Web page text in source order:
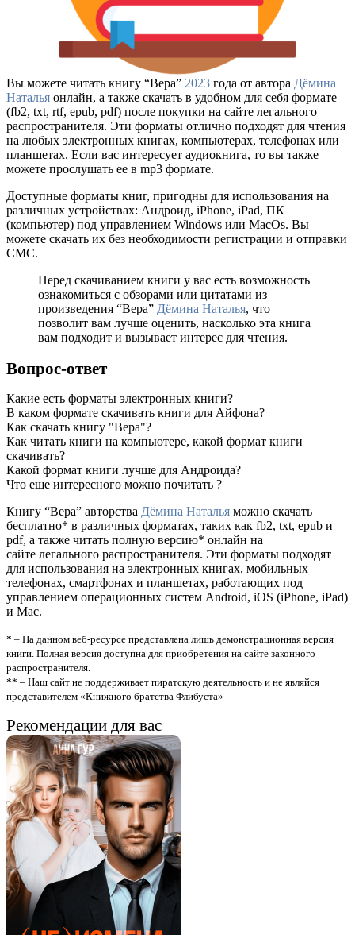
Вы можете читать книгу “Вера” 2023 года от автора Дёмина
Наталья онлайн, а также скачать в удобном для себя формате
(fb2, txt, rtf, epub, pdf) после покупки на сайте легального
распространителя. Эти форматы отлично подходят для чтения
на любых электронных книгах, компьютерах, телефонах или
планшетах. Если вас интересует аудиокнига, то вы также
можете прослушать ее в mp3 формате.
Доступные форматы книг, пригодны для использования на
различных устройствах: Андроид, iPhone, iPad, ПК
(компьютер) под управлением Windows или MacOs. Вы
можете скачать их без необходимости регистрации и отправки
СМС.
Перед скачиванием книги у вас есть возможность
ознакомиться с обзорами или цитатами из
произведения “Вера” Дёмина Наталья, что
позволит вам лучше оценить, насколько эта книга
вам подходит и вызывает интерес для чтения.
Вопрос-ответ
Какие есть форматы электронных книги?
В каком формате скачивать книги для Айфона?
Как скачать книгу "Вера"?
Как читать книги на компьютере, какой формат книги
скачивать?
Какой формат книги лучше для Андроида?
Что еще интересного можно почитать ?
Книгу “Вера” авторства Дёмина Наталья можно скачать
бесплатно* в различных форматах, таких как fb2, txt, epub и
pdf, а также читать полную версию* онлайн на
сайте легального распространителя. Эти форматы подходят
для использования на электронных книгах, мобильных
телефонах, смартфонах и планшетах, работающих под
управлением операционных систем Android, iOS (iPhone, iPad)
и Mac.
* – На данном веб-ресурсе представлена лишь демонстрационная версия
книги. Полная версия доступна для приобретения на сайте законного
распространителя.
** – Наш сайт не поддерживает пиратскую деятельность и не являйся
представителем «Книжного братства Флибуста»
Рекомендации для вас